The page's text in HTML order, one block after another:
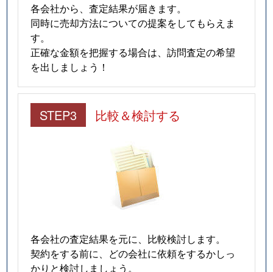
各会社から、査定結果が届きます。
同時に売却方法についての提案をしてもらえま
す。
正確な金額を把握する場合は、訪問査定の希望
を出しましょう！
STEP3 比較＆検討する
各会社の査定結果を元に、比較検討します。
契約をする前に、どの会社に依頼をするかしっ
かりと検討しましょう。